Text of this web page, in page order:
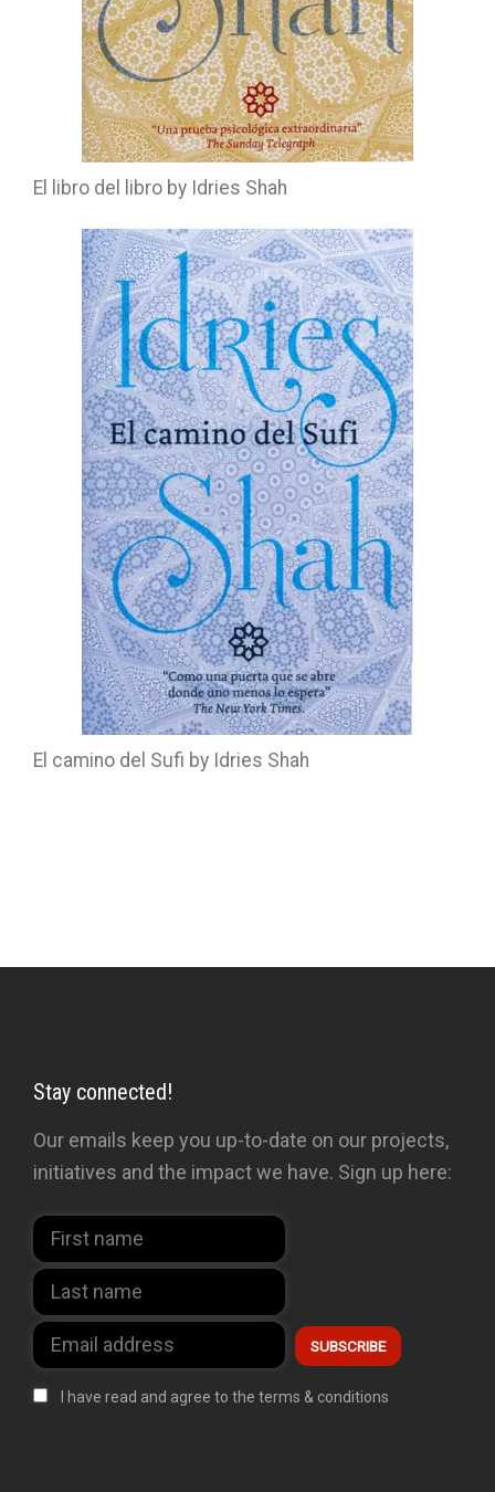
El libro del libro by Idries Shah
El camino del Sufi by Idries Shah
Stay connected!
Our emails keep you up-to-date on our projects,
initiatives and the impact we have. Sign up here:
I have read and agree to the terms & conditions